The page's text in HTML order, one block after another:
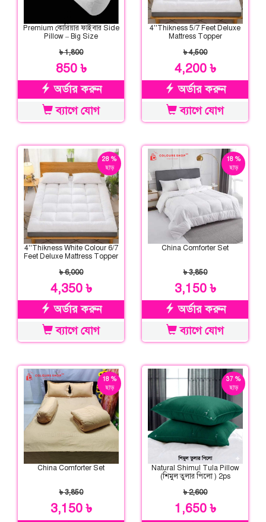
Premium কোরিয়ার ফাইবার Side
Pillow – Big Size
৳ 1,800
850 ৳
অর্ডার করুন
ব্যাগে যোগ
4''Thikness 5/7 Feet Deluxe
Mattress Topper
৳ 4,500
4,200 ৳
অর্ডার করুন
ব্যাগে যোগ
28 %
ছাড়
4''Thikness White Colour 6/7
Feet Deluxe Mattress Topper
৳ 6,000
4,350 ৳
অর্ডার করুন
ব্যাগে যোগ
18 %
ছাড়
China Comforter Set
৳ 3,850
3,150 ৳
অর্ডার করুন
ব্যাগে যোগ
18 %
ছাড়
China Comforter Set
৳ 3,850
3,150 ৳
37 %
ছাড়
Natural Shimul Tula Pillow
(শিমুল তুলার পিলো ) 2ps
৳ 2,600
1,650 ৳